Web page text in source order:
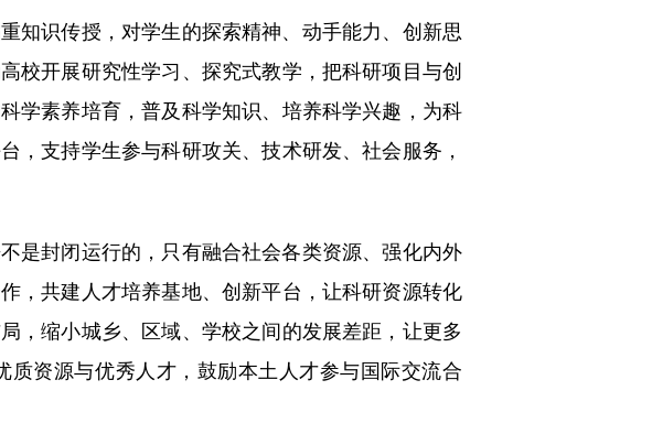
识传授，对学生的探索精神、动手能力、创新思
校开展研究性学习、探究式教学，把科研项目与创
学素养培育，普及科学知识、培养科学兴趣，为科
，支持学生参与科研攻关、技术研发、社会服务，
封闭运行的，只有融合社会各类资源、强化内外
，共建人才培养基地、创新平台，让科研资源转化
，缩小城乡、区域、学校之间的发展差距，让更多
资源与优秀人才，鼓励本土人才参与国际交流合